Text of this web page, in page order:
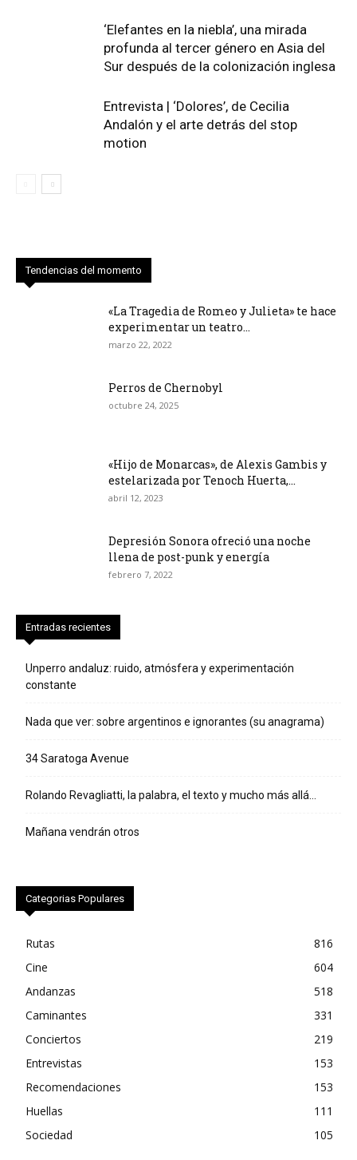
‘Elefantes en la niebla’, una mirada
profunda al tercer género en Asia del
Sur después de la colonización inglesa
Entrevista | ‘Dolores’, de Cecilia
Andalón y el arte detrás del stop
motion
Tendencias del momento
«La Tragedia de Romeo y Julieta» te hace
experimentar un teatro...
marzo 22, 2022
Perros de Chernobyl
octubre 24, 2025
«Hijo de Monarcas», de Alexis Gambis y
estelarizada por Tenoch Huerta,...
abril 12, 2023
Depresión Sonora ofreció una noche
llena de post-punk y energía
febrero 7, 2022
Entradas recientes
Unperro andaluz: ruido, atmósfera y experimentación
constante
Nada que ver: sobre argentinos e ignorantes (su anagrama)
34 Saratoga Avenue
Rolando Revagliatti, la palabra, el texto y mucho más allá…
Mañana vendrán otros
Categorias Populares
Rutas
816
Cine
604
Andanzas
518
Caminantes
331
Conciertos
219
Entrevistas
153
Recomendaciones
153
Huellas
111
Sociedad
105